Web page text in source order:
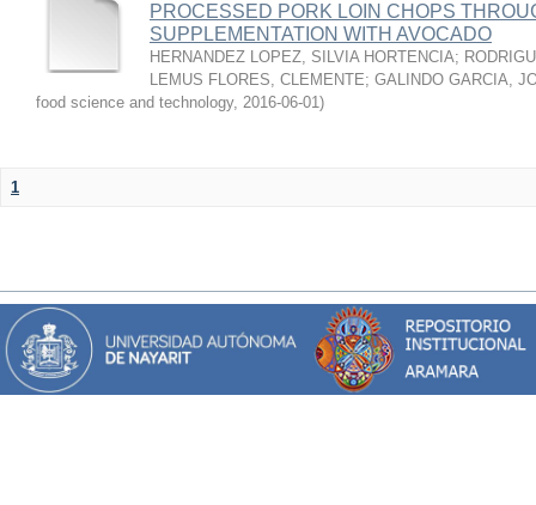
PROCESSED PORK LOIN CHOPS
SUPPLEMENTATION WITH AVOCADO
HERNANDEZ LOPEZ, SILVIA HORTENCIA;
LEMUS FLORES, CLEMENTE; GALINDO GARCIA,
food science and technology, 2016-06-01)
1